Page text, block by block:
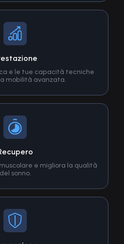
e le tue capacità tecniche
mobilità avanzata.
e migliora la qualità
del sonno.